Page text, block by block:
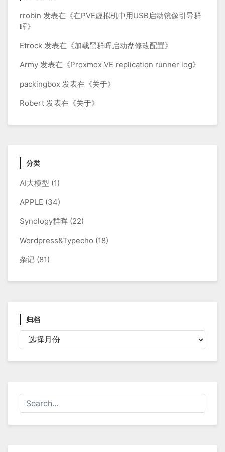
rrobin 发表在《在PVE虚拟机中用USB启动镜像引导群
晖》
Etrock 发表在《加载黑群晖启动盘修改配置》
Army 发表在《Proxmox VE replication runner log》
packingbox 发表在《关于》
Robert 发表在《关于》
分类
AI大模型 (1)
APPLE (34)
Synology群晖 (22)
Wordpress&Typecho (18)
杂记 (81)
归档
档